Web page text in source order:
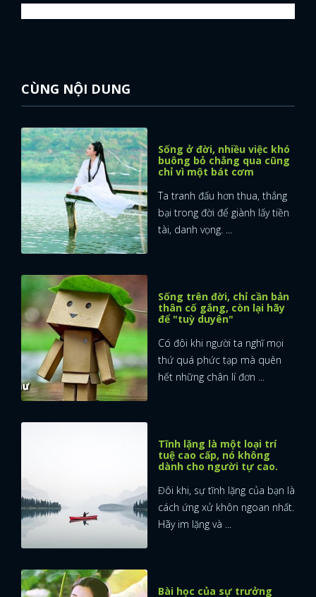
ĐĂNG NHẬP
CÙNG NỘI DUNG
Sống ở đời, nhiều việc khó
buông bỏ chẳng qua cũng
chỉ vì một bát cơm
Ta tranh đấu hơn thua, thắng
bại trong đời để giành lấy tiền
tài, danh vọng. ...
Sống trên đời, chỉ cần bản
thân cố gắng, còn lại hãy
để "tuỳ duyên"
Có đôi khi người ta nghĩ mọi
thứ quá phức tạp mà quên
hết những chân lí đơn ...
Tĩnh lặng là một loại trí
tuệ cao cấp, nó không
dành cho người tự cao.
Đôi khi, sự tĩnh lặng của bạn là
cách ứng xử khôn ngoan nhất.
Hãy im lặng và ...
Bài học của sự trưởng